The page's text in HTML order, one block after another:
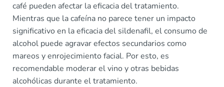
café pueden afectar la eficacia del tratamiento.
Mientras que la cafeína no parece tener un impacto
significativo en la eficacia del sildenafil, el consumo de
alcohol puede agravar efectos secundarios como
mareos y enrojecimiento facial. Por esto, es
recomendable moderar el vino y otras bebidas
alcohólicas durante el tratamiento.